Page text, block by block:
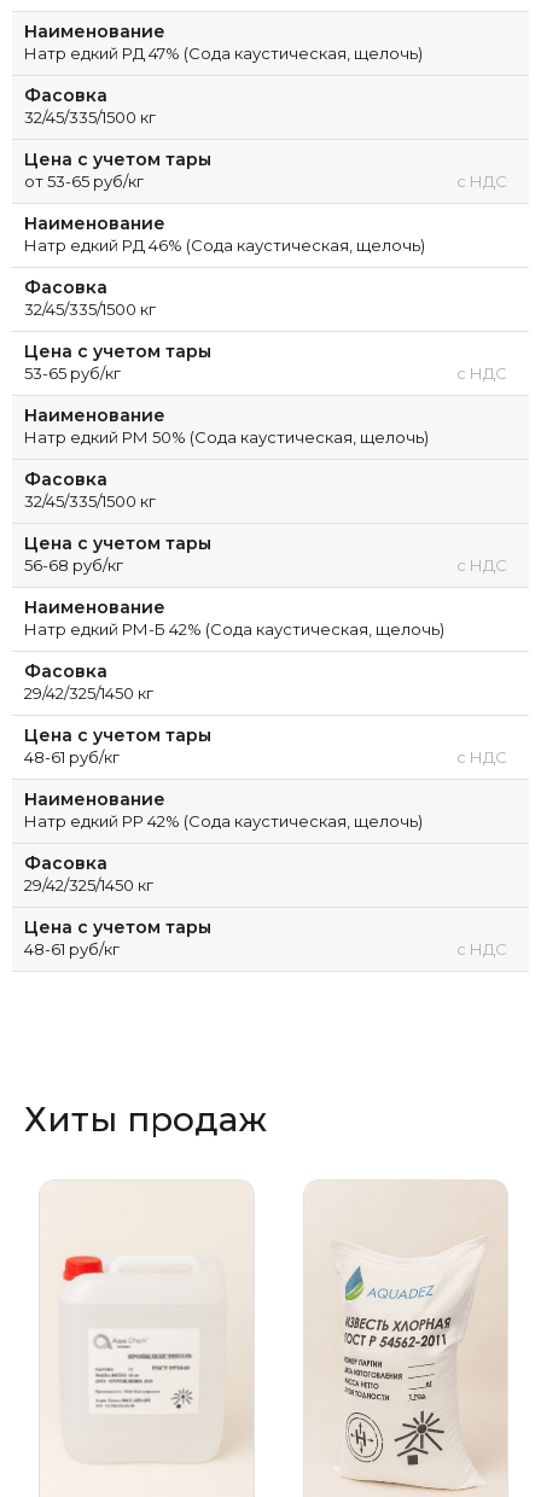
Наименование
Натр едкий РД 47% (Сода каустическая, щелочь)
Фасовка
32/45/335/1500 кг
Цена с учетом тары
от 53-65 руб/кг с НДС
Наименование
Натр едкий РД 46% (Сода каустическая, щелочь)
Фасовка
32/45/335/1500 кг
Цена с учетом тары
53-65 руб/кг с НДС
Наименование
Натр едкий РМ 50% (Сода каустическая, щелочь)
Фасовка
32/45/335/1500 кг
Цена с учетом тары
56-68 руб/кг с НДС
Наименование
Натр едкий РМ-Б 42% (Сода каустическая, щелочь)
Фасовка
29/42/325/1450 кг
Цена с учетом тары
48-61 руб/кг с НДС
Наименование
Натр едкий РР 42% (Сода каустическая, щелочь)
Фасовка
29/42/325/1450 кг
Цена с учетом тары
48-61 руб/кг с НДС
Хиты продаж